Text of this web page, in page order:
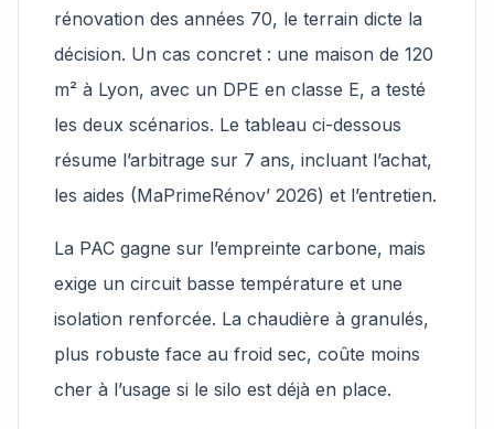
rénovation des années 70, le terrain dicte la
décision. Un cas concret : une maison de 120
m² à Lyon, avec un DPE en classe E, a testé
les deux scénarios. Le tableau ci-dessous
résume l’arbitrage sur 7 ans, incluant l’achat,
les aides (MaPrimeRénov’ 2026) et l’entretien.
La PAC gagne sur l’empreinte carbone, mais
exige un circuit basse température et une
isolation renforcée. La chaudière à granulés,
plus robuste face au froid sec, coûte moins
cher à l’usage si le silo est déjà en place.